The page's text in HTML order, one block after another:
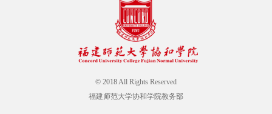
© 2018 All Rights Reserved
福建师范大学协和学院教务部